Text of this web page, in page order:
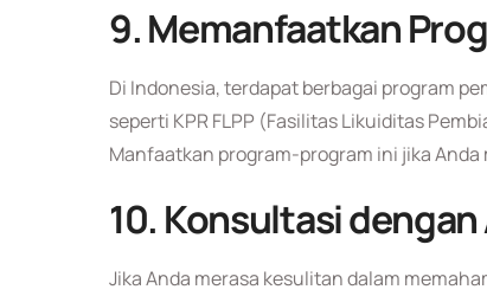
9.Memanfaatkan
Di Indonesia, terdapat berbagai program
seperti KPR FLPP (Fasilitas Likuiditas
Manfaatkan program-program ini jika
10. Konsultasi dengan
Jika Anda merasa kesulitan dalam